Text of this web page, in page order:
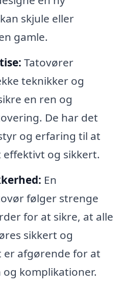
skjule eller
gamle.
Tatovører
teknikker og
en ren og
De har det
og erfaring til at
og sikkert.
En
følger strenge
for at sikre, at alle
sikkert og
er afgørende for at
komplikationer.